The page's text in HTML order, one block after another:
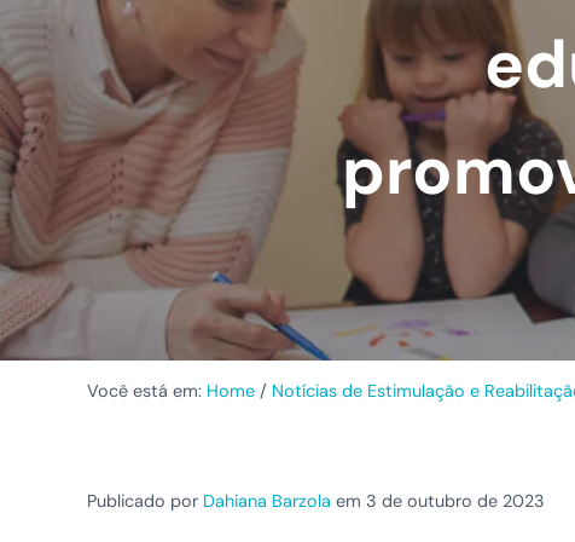
Você está em: Home / Notícias de Estimulação e
Publicado por Dahiana Barzola em 3 de outubro de 2023